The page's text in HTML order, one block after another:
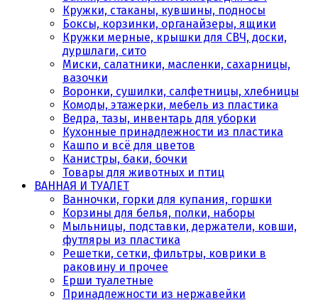
Кружки, стаканы, кувшины, подносы
Боксы, корзинки, органайзеры, ящики
Кружки мерные, крышки для СВЧ, доски,
дуршлаги, сито
Миски, салатники, масленки, сахарницы,
вазочки
Воронки, сушилки, салфетницы, хлебницы
Комоды, этажерки, мебель из пластика
Ведра, тазы, инвентарь для уборки
Кухонные принадлежности из пластика
Кашпо и всё для цветов
Канистры, баки, бочки
Товары для животных и птиц
ВАННАЯ И ТУАЛЕТ
Ванночки, горки для купания, горшки
Корзины для белья, полки, наборы
Мыльницы, подставки, держатели, ковши,
футляры из пластика
Решетки, сетки, фильтры, коврики в
раковину и прочее
Ерши туалетные
Принадлежности из нержавейки